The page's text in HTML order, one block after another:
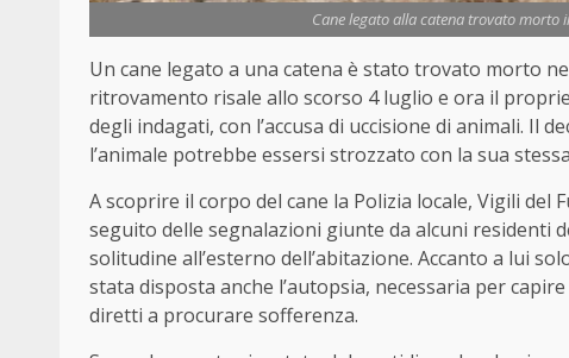
Cane legato alla catena trovato
Un cane legato a una catena è stato trovato morto
ritrovamento risale allo scorso 4 luglio e ora il
degli indagati, con l’accusa di uccisione di animali. Il
l’animale potrebbe essersi strozzato con la sua
A scoprire il corpo del cane la Polizia locale, Vigili del
seguito delle segnalazioni giunte da alcuni residenti
solitudine all’esterno dell’abitazione. Accanto a lui
stata disposta anche l’autopsia, necessaria per
diretti a procurare sofferenza.